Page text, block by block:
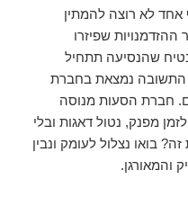
אחד לא רוצה להמתין
שפיזרו
שהנסיעה תתחיל
התשובה נמצאת בחברת
חברת הסעות מנוסה
מפנק, נטול דאגות ובלי
בואו נצלול לעומק ונבין
והמאורגן.